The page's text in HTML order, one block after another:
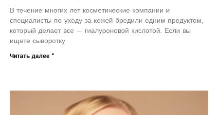
В течение многих лет косметические компании и
специалисты по уходу за кожей бредили одним продуктом,
который делает все — гиалуроновой кислотой. Если вы
ищете сыворотку
Читать далее "